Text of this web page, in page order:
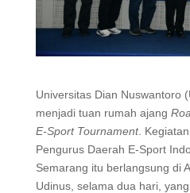
Universitas Dian Nuswantoro
menjadi tuan rumah ajang
E-Sport Tournament.
Pengurus Daerah E-Sport
Semarang itu berlangsung di
Udinus, selama dua hari,